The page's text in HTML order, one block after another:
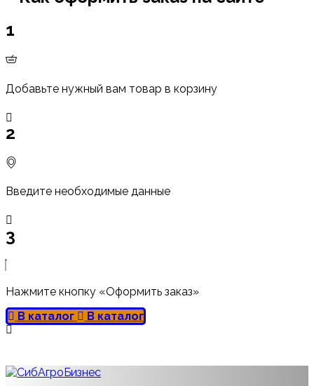
1
Добавьте нужный вам товар в корзину
2
Введите необходимые данные
3
Нажмите кнопку «Оформить заказ»
В каталог
В каталог